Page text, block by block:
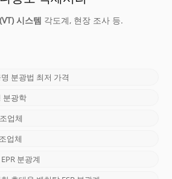
시스템 각도계, 현장 조사 등.
분광법 최저 가격
분광학
업체
업체
분광계